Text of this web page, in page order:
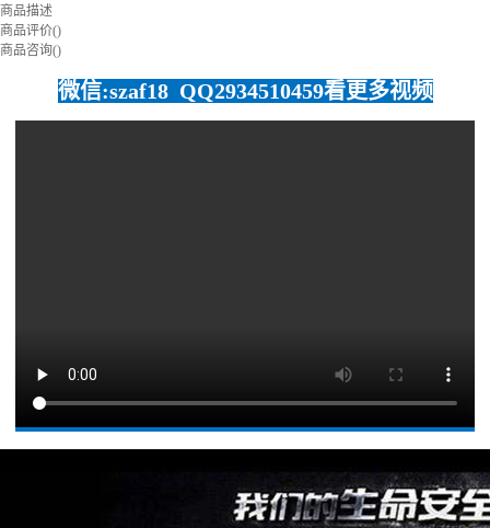
商品描述
商品评价()
商品咨询()
微信:szaf18 QQ2934510459看更多视频